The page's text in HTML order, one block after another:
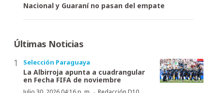
Nacional y Guaraní no pasan del empate
Últimas Noticias
Selección Paraguaya
La Albirroja apunta a cuadrangular
en Fecha FIFA de noviembre